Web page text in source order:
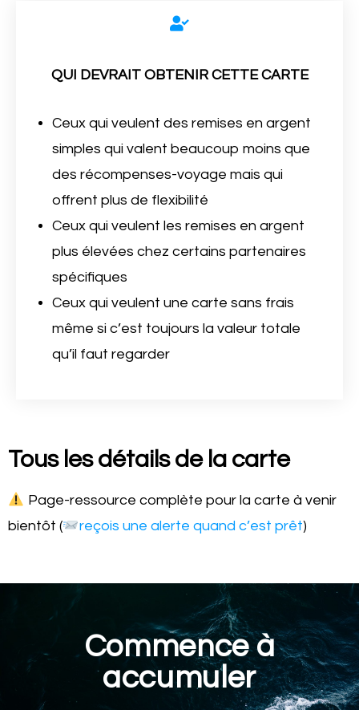
QUI DEVRAIT OBTENIR CETTE CARTE
Ceux qui veulent des remises en argent
simples qui valent beaucoup moins que
des récompenses-voyage mais qui
offrent plus de flexibilité
Ceux qui veulent les remises en argent
plus élevées chez certains partenaires
spécifiques
Ceux qui veulent une carte sans frais
même si c’est toujours la valeur totale
qu’il faut regarder
Tous les détails de la carte
Page-ressource complète pour la carte à venir
bientôt (
reçois une alerte quand c’est prêt)
Commence à
accumuler